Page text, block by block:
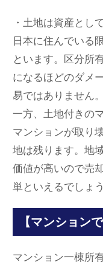
・土地は資産とし
日本に住んでいる
といます。区分所
になるほどのダメ
易ではありません。
一方、土地付きの
マンションが取り
地は残ります。地
価値が高いので売
単といえるでしょう
【マンション
マンション一棟所